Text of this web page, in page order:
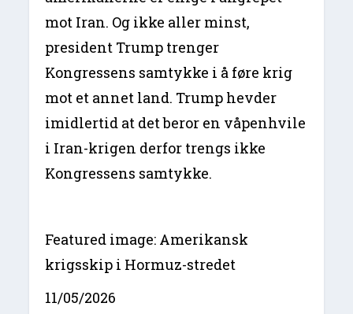
mot Iran. Og ikke aller minst,
president Trump trenger
Kongressens samtykke i å føre krig
mot et annet land. Trump hevder
imidlertid at det beror en våpenhvile
i Iran-krigen derfor trengs ikke
Kongressens samtykke.
Featured image: Amerikansk
krigsskip i Hormuz-stredet
11/05/2026